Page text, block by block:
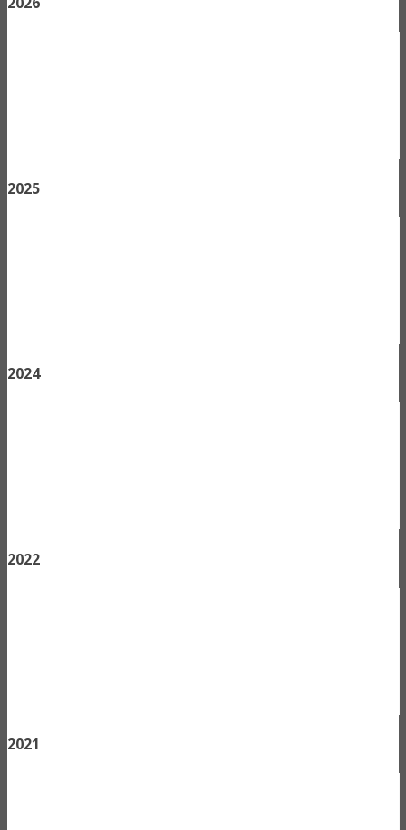
2025
2024
2022
2021